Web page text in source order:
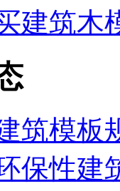
建筑木
筑模板
保性建